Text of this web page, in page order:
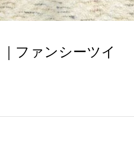
ファンシーツイ